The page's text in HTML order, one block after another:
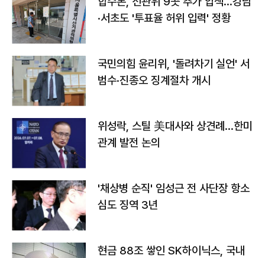
·서초도 '투표율 허위 입력' 정황
국민의힘 윤리위, '돌려차기 실언' 서
범수·진종오 징계절차 개시
위성락, 스틸 美대사와 상견례…한미
관계 발전 논의
'채상병 순직' 임성근 전 사단장 항소
심도 징역 3년
현금 88조 쌓인 SK하이닉스, 국내